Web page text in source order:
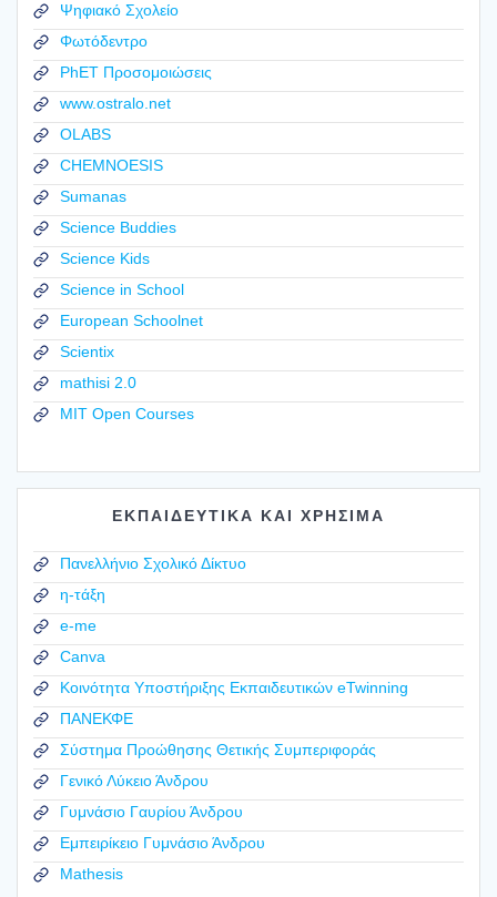
Ψηφιακό Σχολείο
Φωτόδεντρο
PhET Προσομοιώσεις
www.ostralo.net
OLABS
CHEMNOESIS
Sumanas
Science Buddies
Science Kids
Science in School
European Schoolnet
Scientix
mathisi 2.0
MIT Open Courses
ΕΚΠΑΙΔΕΥΤΙΚΑ ΚΑΙ ΧΡΗΣΙΜΑ
Πανελλήνιο Σχολικό Δίκτυο
η-τάξη
e-me
Canva
Κοινότητα Υποστήριξης Εκπαιδευτικών eTwinning
ΠΑΝΕΚΦΕ
Σύστημα Προώθησης Θετικής Συμπεριφοράς
Γενικό Λύκειο Άνδρου
Γυμνάσιο Γαυρίου Άνδρου
Εμπειρίκειο Γυμνάσιο Άνδρου
Mathesis